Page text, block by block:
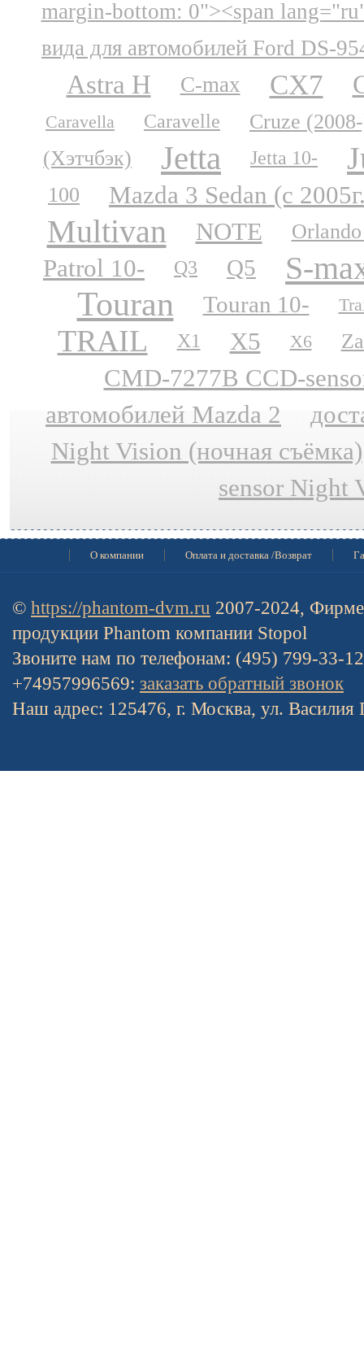
margin-bottom: 0"><span
вида для автомобилей Ford DS-
Astra H C-max CX7
Caravella Caravelle
Cruze
(Хэтчбэк)
Jetta Jetta 10-
100 Mazda 3 Sedan (с
Multivan NOTE
Patrol 10- Q3 Q5 S-
Touran Touran 10-
TRAIL X1 X5 X6
CMD-7277B CCD-
автомобилей Mazda 2
Night Vision (ночная съёмка)
sensor Night
О компании Оплата и доставка /Возврат
© https://phantom-dvm.ru 2007-2024,
продукции Phantom компании Stopol
Звоните нам по телефонам: (495) 799-33-
+74957996569: заказать обратный звонок
Наш адрес: 125476, г. Москва, ул. Василия